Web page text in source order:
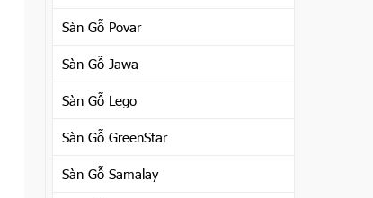
Sàn Gỗ Povar
Sàn Gỗ Jawa
Sàn Gỗ Lego
Sàn Gỗ GreenStar
Sàn Gỗ Samalay